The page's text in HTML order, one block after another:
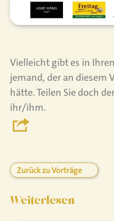
Vielleicht gibt es in
jemand, der an diesem
hätte. Teilen Sie doch
ihr/ihm.
Zurück zu Vorträge
Weiterlesen